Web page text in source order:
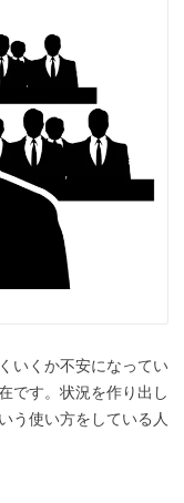
いくか不安になってい
です。状況を作り出し
う使い方をしている人